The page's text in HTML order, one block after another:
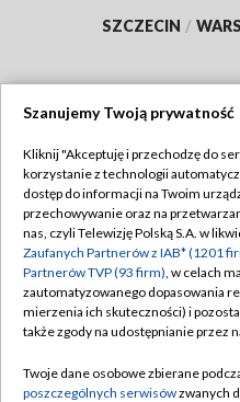
SZCZECIN /
Abonament TVP
Emisja w TVP
Centrum informacji TVP
Naziemna Telewizja
Rada Programowa
Polityka
Szanujemy Twoją prywatność
Kliknij "Akceptuję i przechodzę do
korzystanie z technologii
dostęp do informacji na Twoim
przechowywanie oraz na
nas, czyli Telewizję Polską S.A. w
Zaufanych Partnerów z IAB* (1201
Partnerów TVP (93 firm), w celach
zautomatyzowanego dopasowania
mierzenia ich skuteczności) i
także zgody na udostępnianie przez
Twoje dane osobowe zbierane
poszczególnych serwisówzwanych